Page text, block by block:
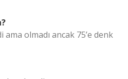
olmadı ancak 75’e denk